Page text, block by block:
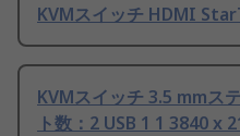
KVMスイッチ HDMI
KVMスイッチ 3.5 mmス
ト数：2 USB 1 1 3840 x